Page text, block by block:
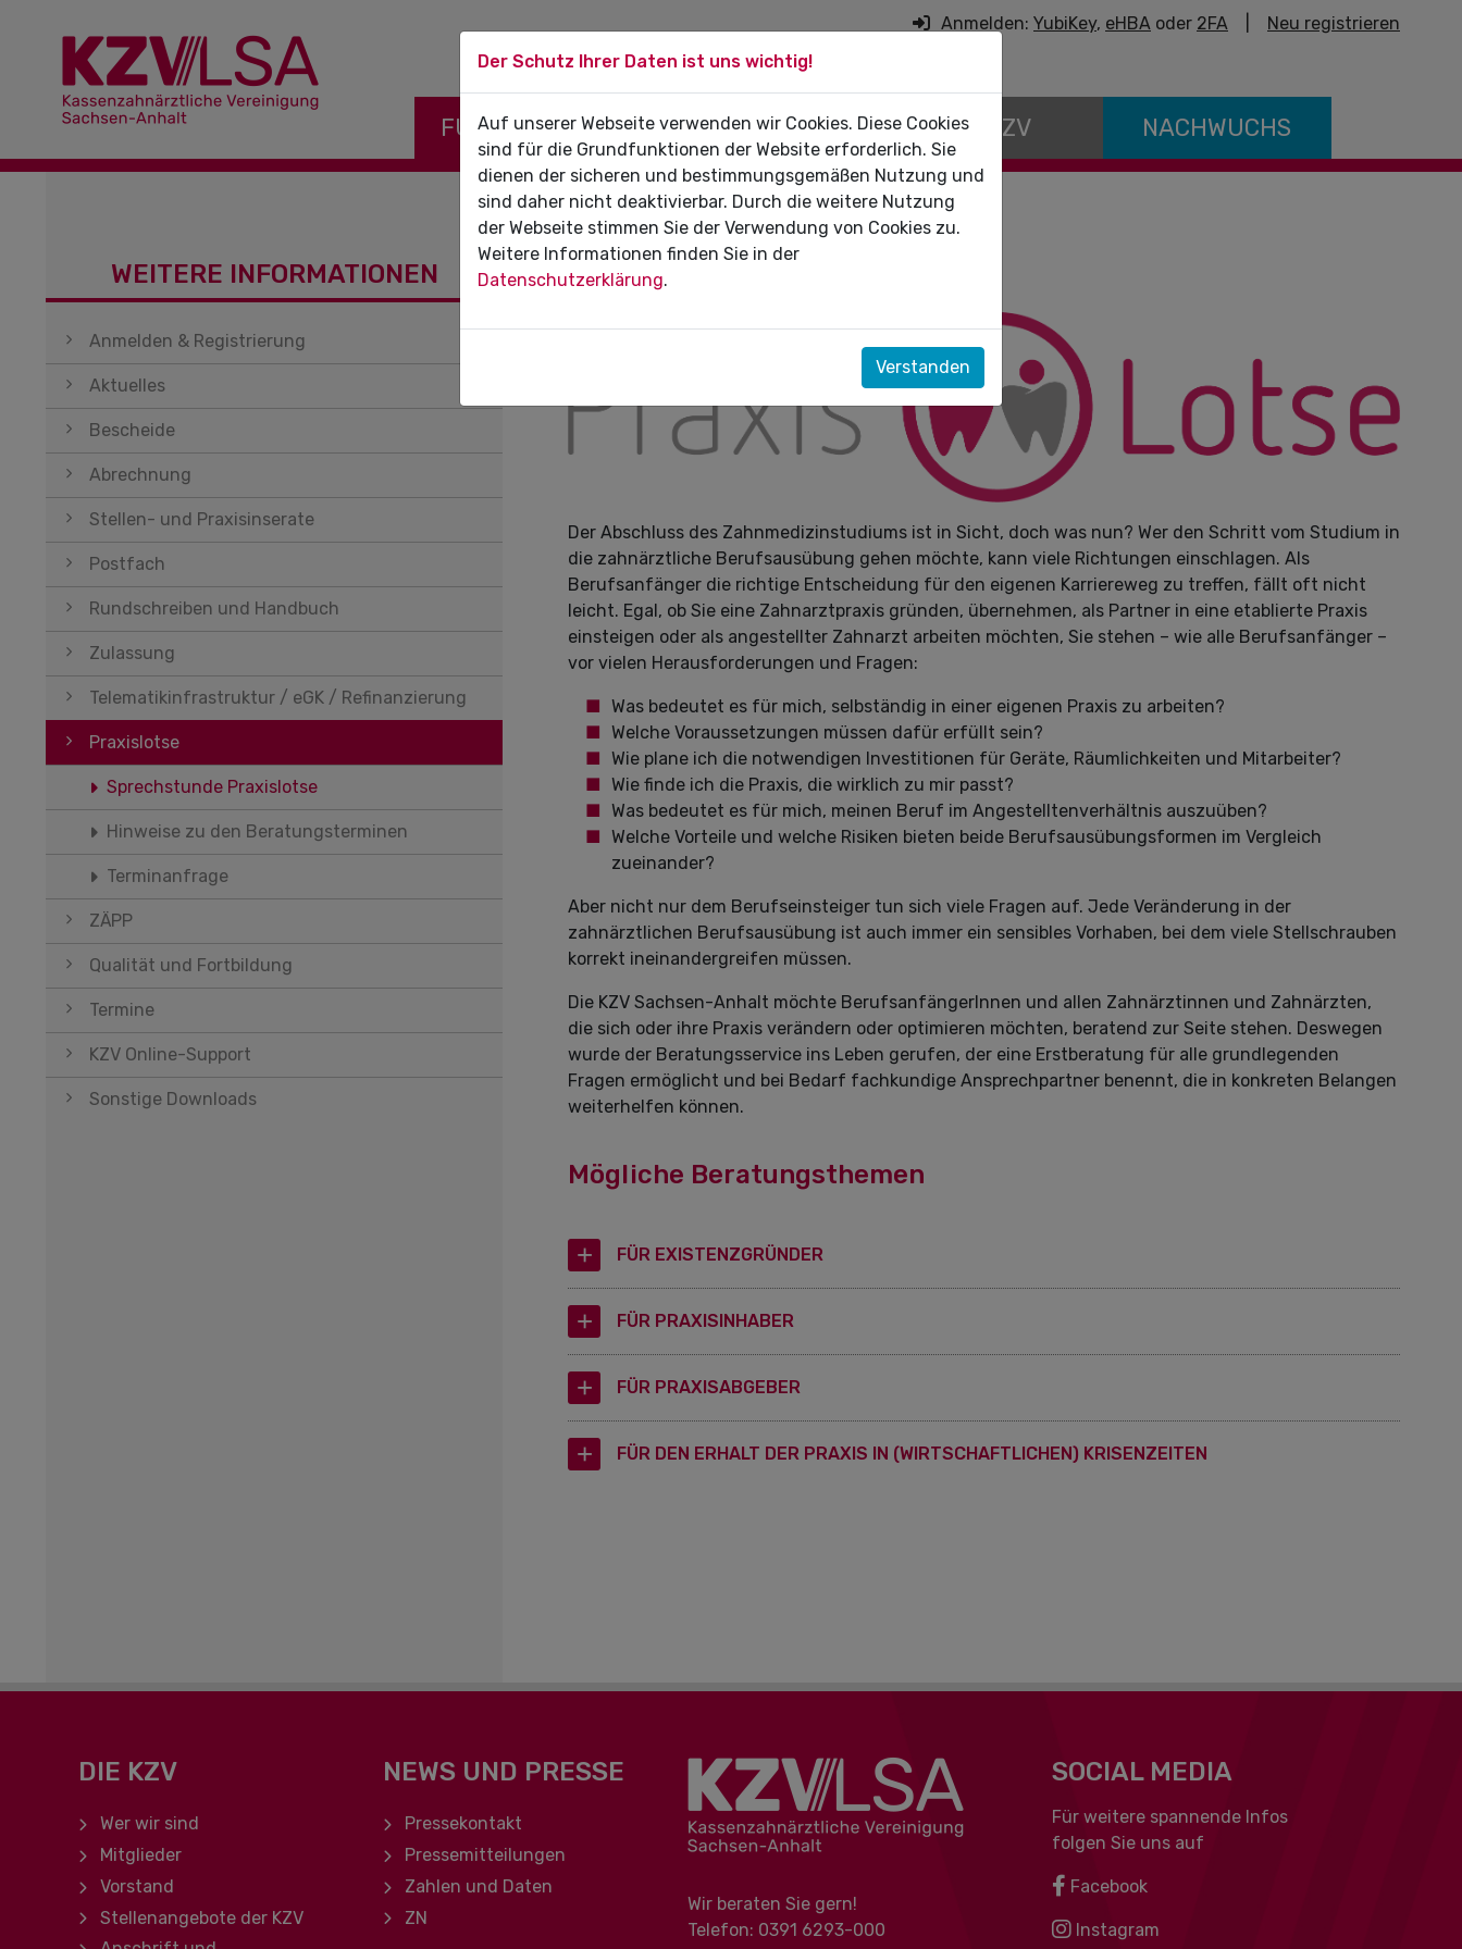
Anmelden: YubiKey, eHBA oder 2FA Neu registrieren
FÜR DIE PRAXIS FÜR PATIENTEN DIE KZV NACHWUCHS
Sprechstunde „Praxislotse“
Der Abschluss des Zahnmedizinstudiums ist in Sicht, doch was nun? Wer den Schritt vom Studium in
die zahnärztliche Berufsausübung gehen möchte, kann viele Richtungen einschlagen. Als
Berufsanfänger die richtige Entscheidung für den eigenen Karriereweg zu treffen, fällt oft nicht
leicht. Egal, ob Sie eine Zahnarztpraxis gründen, übernehmen, als Partner in eine etablierte Praxis
einsteigen oder als angestellter Zahnarzt arbeiten möchten, Sie stehen – wie alle Berufsanfänger –
vor vielen Herausforderungen und Fragen:
Was bedeutet es für mich, selbständig in einer eigenen Praxis zu arbeiten?
Welche Voraussetzungen müssen dafür erfüllt sein?
Wie plane ich die notwendigen Investitionen für Geräte, Räumlichkeiten und Mitarbeiter?
Wie finde ich die Praxis, die wirklich zu mir passt?
Was bedeutet es für mich, meinen Beruf im Angestelltenverhältnis auszuüben?
Welche Vorteile und welche Risiken bieten beide Berufsausübungsformen im Vergleich
zueinander?
Aber nicht nur dem Berufseinsteiger tun sich viele Fragen auf. Jede Veränderung in der
zahnärztlichen Berufsausübung ist auch immer ein sensibles Vorhaben, bei dem viele Stellschrauben
korrekt ineinandergreifen müssen.
Die KZV Sachsen-Anhalt möchte BerufsanfängerInnen und allen Zahnärztinnen und Zahnärzten,
die sich oder ihre Praxis verändern oder optimieren möchten, beratend zur Seite stehen. Deswegen
wurde der Beratungsservice ins Leben gerufen, der eine Erstberatung für alle grundlegenden
Fragen ermöglicht und bei Bedarf fachkundige Ansprechpartner benennt, die in konkreten Belangen
weiterhelfen können.
Mögliche Beratungsthemen
FÜR EXISTENZGRÜNDER
FÜR PRAXISINHABER
FÜR PRAXISABGEBER
FÜR DEN ERHALT DER PRAXIS IN (WIRTSCHAFTLICHEN) KRISENZEITEN
WEITERE INFORMATIONEN
Navigation überspringen
Anmelden & Registrierung
Aktuelles
Bescheide
Abrechnung
Stellen- und Praxisinserate
Postfach
Rundschreiben und Handbuch
Zulassung
Telematikinfrastruktur / eGK / Refinanzierung
Praxislotse
Sprechstunde Praxislotse
Hinweise zu den Beratungsterminen
Terminanfrage
ZÄPP
Qualität und Fortbildung
Termine
KZV Online-Support
Sonstige Downloads
DIE KZV
Navigation überspringen
Wer wir sind
Mitglieder
Vorstand
Stellenangebote der KZV
NEWS UND PRESSE
Navigation überspringen
Pressekontakt
Pressemitteilungen
Zahlen und Daten
ZN
Wir beraten Sie gern!
Telefon: 0391 ‍6293-000
SOCIAL MEDIA
Für weitere spannende Infos
folgen Sie uns auf
Facebook
Instagram
Der Schutz Ihrer Daten ist uns wichtig!
Auf unserer Webseite verwenden wir Cookies. Diese Cookies
sind für die Grundfunktionen der Website erforderlich. Sie
dienen der sicheren und bestimmungsgemäßen Nutzung und
sind daher nicht deaktivierbar. Durch die weitere Nutzung
der Webseite stimmen Sie der Verwendung von Cookies zu.
Weitere Informationen finden Sie in der
Datenschutzerklärung.
Verstanden